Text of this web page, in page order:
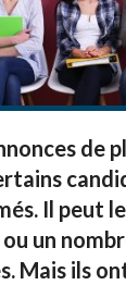
de
Il peut
un
Mais ils